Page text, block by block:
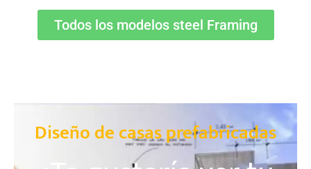
Todos los modelos steel Framing
Diseño de casas prefabricadas